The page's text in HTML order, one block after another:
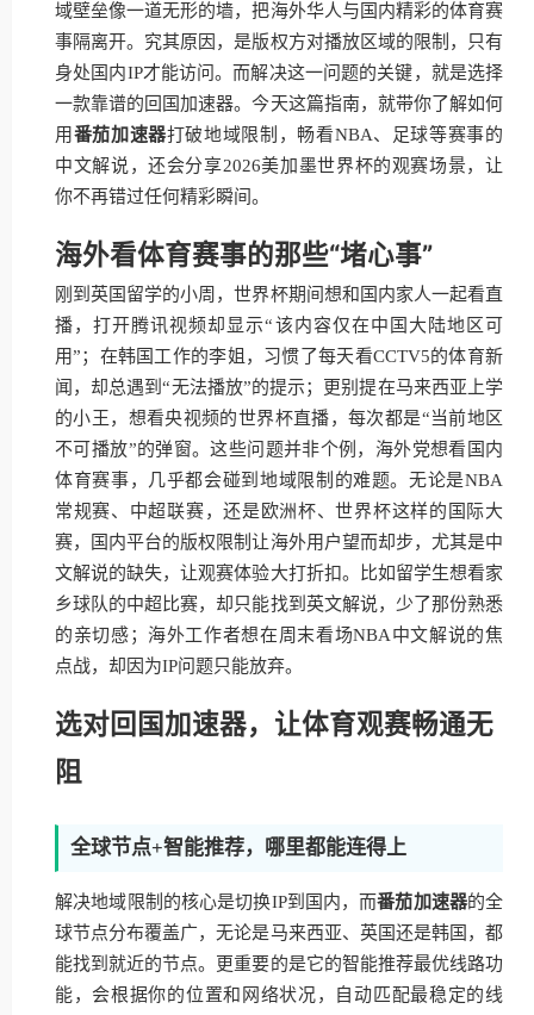
域壁垒像一道无形的墙，把海外华人与国内精彩的体育赛
事隔离开。究其原因，是版权方对播放区域的限制，只有
身处国内IP才能访问。而解决这一问题的关键，就是选择
一款靠谱的回国加速器。今天这篇指南，就带你了解如何
用番茄加速器打破地域限制，畅看NBA、足球等赛事的
中文解说，还会分享2026美加墨世界杯的观赛场景，让
你不再错过任何精彩瞬间。
海外看体育赛事的那些“堵心事”
刚到英国留学的小周，世界杯期间想和国内家人一起看直
播，打开腾讯视频却显示“该内容仅在中国大陆地区可
用”；在韩国工作的李姐，习惯了每天看CCTV5的体育新
闻，却总遇到“无法播放”的提示；更别提在马来西亚上学
的小王，想看央视频的世界杯直播，每次都是“当前地区
不可播放”的弹窗。这些问题并非个例，海外党想看国内
体育赛事，几乎都会碰到地域限制的难题。无论是NBA
常规赛、中超联赛，还是欧洲杯、世界杯这样的国际大
赛，国内平台的版权限制让海外用户望而却步，尤其是中
文解说的缺失，让观赛体验大打折扣。比如留学生想看家
乡球队的中超比赛，却只能找到英文解说，少了那份熟悉
的亲切感；海外工作者想在周末看场NBA中文解说的焦
点战，却因为IP问题只能放弃。
选对回国加速器，让体育观赛畅通无
阻
全球节点+智能推荐，哪里都能连得上
解决地域限制的核心是切换IP到国内，而番茄加速器的全
球节点分布覆盖广，无论是马来西亚、英国还是韩国，都
能找到就近的节点。更重要的是它的智能推荐最优线路功
能，会根据你的位置和网络状况，自动匹配最稳定的线